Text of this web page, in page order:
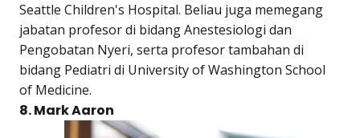
Seattle Children's Hospital. Beliau juga memegang
jabatan profesor di bidang Anestesiologi dan
Pengobatan Nyeri, serta profesor tambahan di
bidang Pediatri di University of Washington School
of Medicine.
8. Mark Aaron